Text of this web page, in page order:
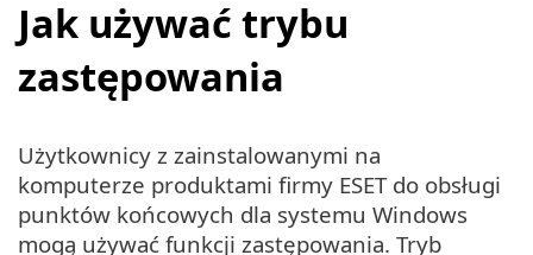
Jak używać trybu
zastępowania
Użytkownicy z zainstalowanymi na
komputerze produktami firmy ESET do obsługi
punktów końcowych dla systemu Windows
mogą używać funkcji zastępowania. Tryb